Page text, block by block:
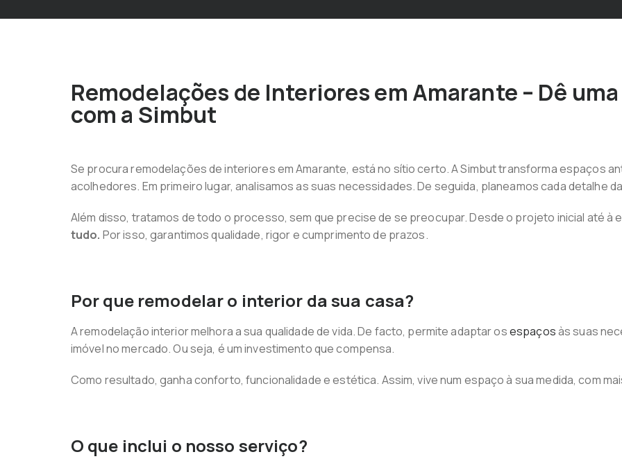
Remodelações de Interiores em Amarante – Dê uma
com a Simbut
Se procura remodelações de interiores em Amarante, está no sítio certo. A Simbut transforma espaços
acolhedores. Em primeiro lugar, analisamos as suas necessidades. De seguida, planeamos cada detalhe
Além disso, tratamos de todo o processo, sem que precise de se preocupar. Desde o projeto inicial até à
tudo. Por isso, garantimos qualidade, rigor e cumprimento de prazos.
Por que remodelar o interior da sua casa?
A remodelação interior melhora a sua qualidade de vida. De facto, permite adaptar osespaçosàs suas
imóvel no mercado. Ou seja, é um investimento que compensa.
Como resultado, ganha conforto, funcionalidade e estética. Assim, vive num espaço à sua medida, com
O que inclui o nosso serviço?